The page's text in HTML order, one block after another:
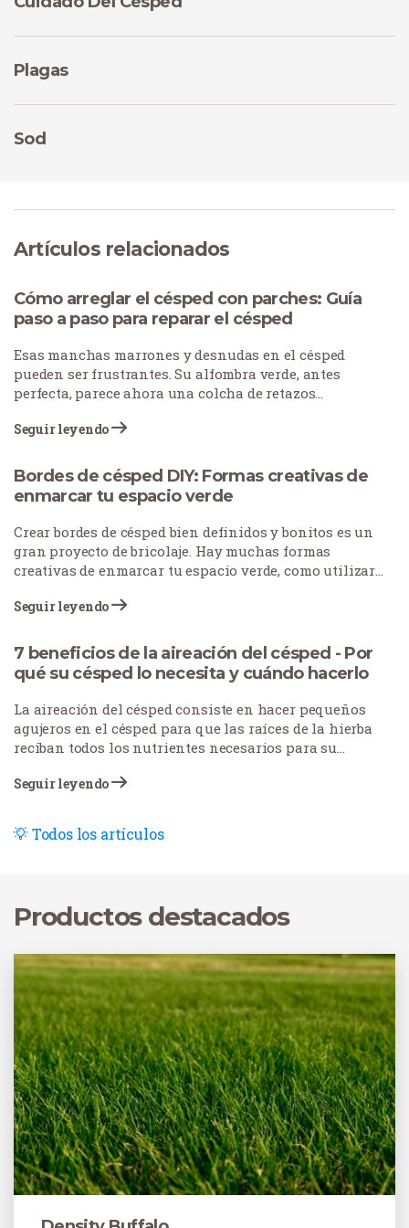
Plagas
Sod
Artículos relacionados
Todos los artículos
Cómo arreglar el césped con parches: Guía
paso a paso para reparar el césped
Esas manchas marrones y desnudas en el césped
pueden ser frustrantes. Su alfombra verde, antes
perfecta, parece ahora una colcha de retazos
muchas razones: las mascotas dejan manchas
las condiciones meteorológicas estresan el césped. ¿La
buena noticia? No tiene por qué empezar de nuevo con
su césped. Con el enfoque adecuado, puedes arreglar
esas monstruosidades y devolver la belleza a tu jardín.
Seguir leyendo
Bordes de césped DIY: Formas creativas de
enmarcar tu espacio verde
Crear bordes de césped bien definidos y bonitos es un
gran proyecto de bricolaje. Hay muchas formas
creativas de enmarcar tu espacio verde, como utilizar
acentuar caminos y elementos clave e incorporar
Seguir leyendo
7 beneficios de la aireación del césped - Por
qué su césped lo necesita y cuándo hacerlo
La aireación del césped consiste en hacer pequeños
agujeros en el césped para que las raíces de la hierba
reciban todos los nutrientes necesarios para su
menudo descuidada, desempeña un papel vital en el
fincas realizan cada vez más esta tarea en una época
concreta del año para obtener los mejores resultados.
Seguir leyendo
Productos destacados